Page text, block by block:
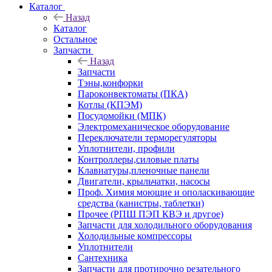
Каталог
Назад
Каталог
Остальное
Запчасти
Назад
Запчасти
Тэны,конфорки
Пароконвектоматы (ПКА)
Котлы (КПЭМ)
Посудомойки (МПК)
Электромеханическое оборудование
Переключатели терморегуляторы
Уплотнители, профили
Контроллеры,силовые платы
Клавиатуры,пленочные панели
Двигатели, крыльчатки, насосы
Проф. Химия моющие и ополаскивающие
средства (канистры, таблетки)
Прочее (РПШ ПЭП КВЭ и другое)
Запчасти для холодильного оборудования
Холодильные компрессоры
Уплотнители
Сантехника
Запчасти для протирочно резательного